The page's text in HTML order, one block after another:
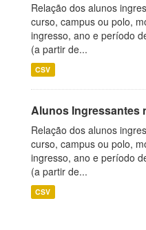
Relação dos alunos
curso, campus ou polo,
ingresso, ano e período
(a partir de...
CSV
Alunos Ingressantes
Relação dos alunos
curso, campus ou polo,
ingresso, ano e período
(a partir de...
CSV